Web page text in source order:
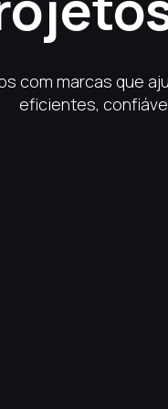
com marcas que
eficientes,